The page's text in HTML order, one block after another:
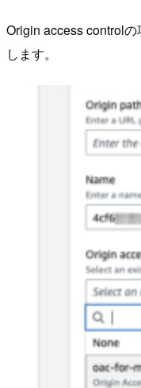
Origin access control
します。